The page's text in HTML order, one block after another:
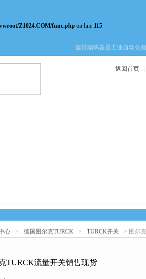
Z1024.COM/func.php on line 115
旋转编码器是工业自动化领
返回首页
心 > 德国图尔克TURCK > TURCK开关 > 图尔
TURCK流量开关销售现货